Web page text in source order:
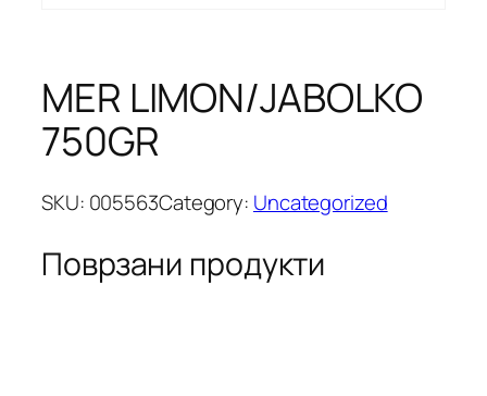
MER LIMON/JABOLKO
750GR
SKU: 005563Category: Uncategorized
Поврзани продукти